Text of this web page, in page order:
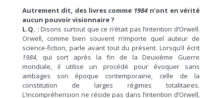
Autrement dit, des livres comme 1984 n’ont en vérité
aucun pouvoir visionnaire ?
L.Q. :Disons surtout que ce n’était pas l’intention d’Orwell.
Orwell, comme bien souvent n’importe quel auteur de
science-fiction, parle avant tout du présent. Lorsqu’il écrit
1984, qui sort après la fin de la Deuxième Guerre
mondiale, il utilise un procédé pour évoquer sans
ambages son époque contemporaine, celle de la
constitution de larges régimes totalitaires.
L’incompréhension ne réside pas dans l’intention d’Orwell,